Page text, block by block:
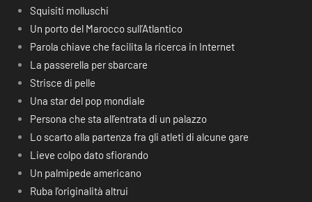
Squisiti molluschi
Un porto del Marocco sull’Atlantico
Parola chiave che facilita la ricerca in Internet
La passerella per sbarcare
Strisce di pelle
Una star del pop mondiale
Persona che sta all’entrata di un palazzo
Lo scarto alla partenza fra gli atleti di alcune gare
Lieve colpo dato sfiorando
Un palmipede americano
Ruba l’originalità altrui